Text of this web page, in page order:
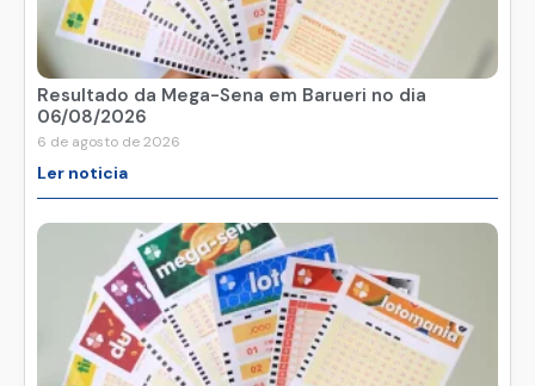
Resultado da Mega-Sena em Barueri no dia
06/08/2026
6 de agosto de 2026
Ler noticia